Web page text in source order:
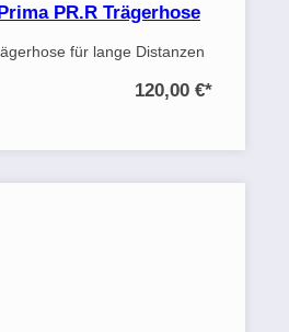
PR.R Trägerhose
für lange Distanzen
120,00 €*